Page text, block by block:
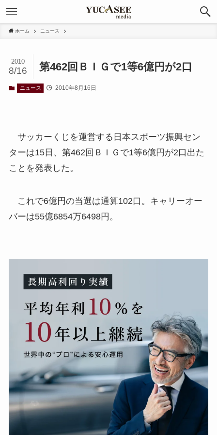
ホーム ニュース
第462回ＢＩＧで1等6億円が2口
2010
8/16
ニュース 2010年8月16日
サッカーくじを運営する日本スポーツ振興セン
ターは15日、第462回ＢＩＧで1等6億円が2口出た
ことを発表した。
これで6億円の当選は通算102口。キャリーオー
バーは55億6854万6498円。